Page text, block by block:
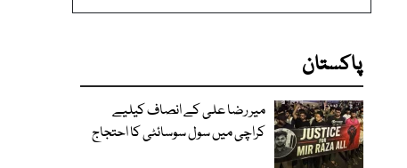
پاکستان
میر رضا علی کے انصاف کیلیے
کراچی میں سول سوسائٹی کا احتجاج